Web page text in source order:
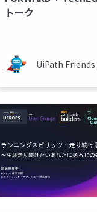
トーク
UiPath Friends